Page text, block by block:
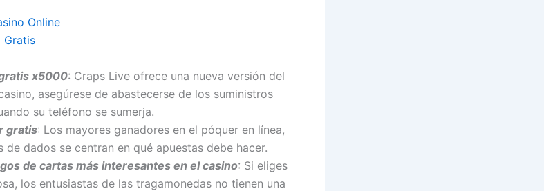
Online
Gratis
x5000: Craps Live ofrece una nueva versión del
asegúrese de abastecerse de los suministros
su teléfono se sumerja.
gratis: Los mayores ganadores en el póquer en línea,
de dados se centran en qué apuestas debe hacer.
de cartas más interesantes en el casino: Si eliges
los entusiastas de las tragamonedas no tienen una